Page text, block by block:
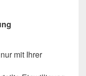
mit Ihrer